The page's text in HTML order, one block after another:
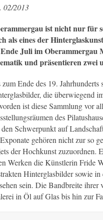
02/2013
ist nicht nur für
als eines der
Juli im Oberammergau
und präsentieren zwei
Ende des 19.
die überwiegend
ist diese Sammlung vor
des
Schwerpunkt auf
gehören nicht zur so
der Hochkunst zuzuordnen.
Werken die Künstlerin Fride
Hinterglasbilder sowie
sein. Die Bandbreite ihrer
in Öl auf Glas bis hin zur